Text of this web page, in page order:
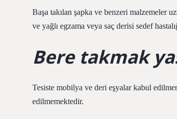
Başa takılan şapka ve benzeri malzemeler
ve yağlı egzama veya saç derisi sedef
Bere takmak
Tesiste mobilya ve deri eşyalar kabul
edilmemektedir.